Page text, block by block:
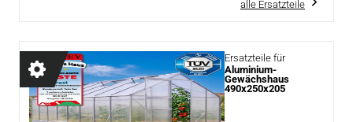
alle Ersatzteile
Ersatzteile für
Aluminium-
Gewächshaus
490x250x205